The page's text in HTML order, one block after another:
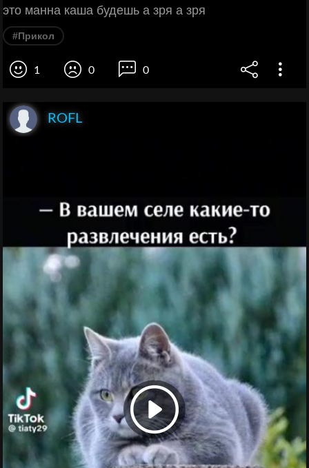
это манна каша будешь а зря а зря
#Прикол
1 0 0
ROFL